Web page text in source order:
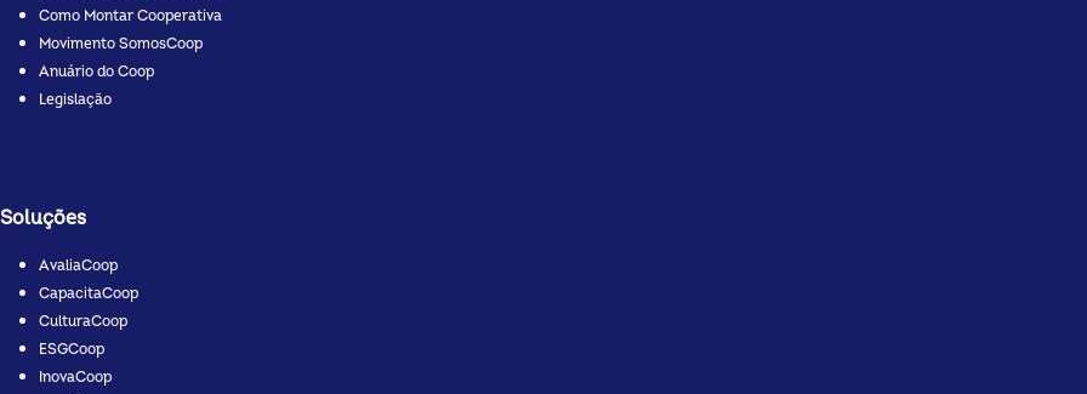
Como Montar Cooperativa
Movimento SomosCoop
Anuário do Coop
Legislação
Soluções
AvaliaCoop
CapacitaCoop
CulturaCoop
ESGCoop
InovaCoop